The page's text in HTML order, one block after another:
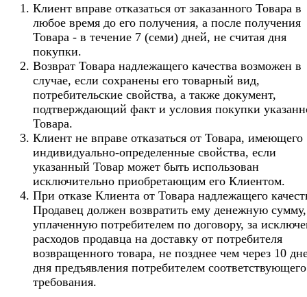
Клиент вправе отказаться от заказанного Товара в
любое время до его получения, а после получения
Товара - в течение 7 (семи) дней, не считая дня
покупки.
Возврат Товара надлежащего качества возможен в
случае, если сохранены его товарный вид,
потребительские свойства, а также документ,
подтверждающий факт и условия покупки
Товара.
Клиент не вправе отказаться от Товара, имеющего
индивидуально-определенные свойства, если
указанный Товар может быть использован
исключительно приобретающим его Клиентом.
При отказе Клиента от Товара надлежащего
Продавец должен возвратить ему денежную сумму,
уплаченную потребителем по договору, за
расходов продавца на доставку от потребителя
возвращенного товара, не позднее чем через 10
дня предъявления потребителем соответствующего
требования.